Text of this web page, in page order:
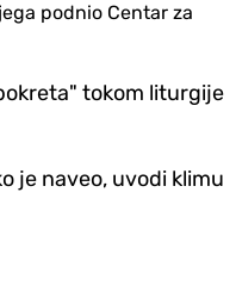
podnio Centar za
tokom liturgije
je naveo, uvodi klimu